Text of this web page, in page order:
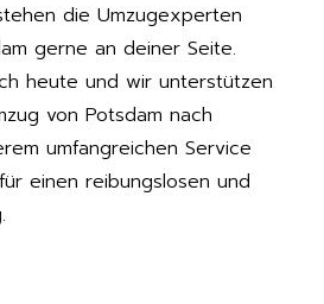
die Umzugexperten
gerne an deiner Seite.
heute und wir unterstützen
von Potsdam nach
umfangreichen Service
einen reibungslosen und